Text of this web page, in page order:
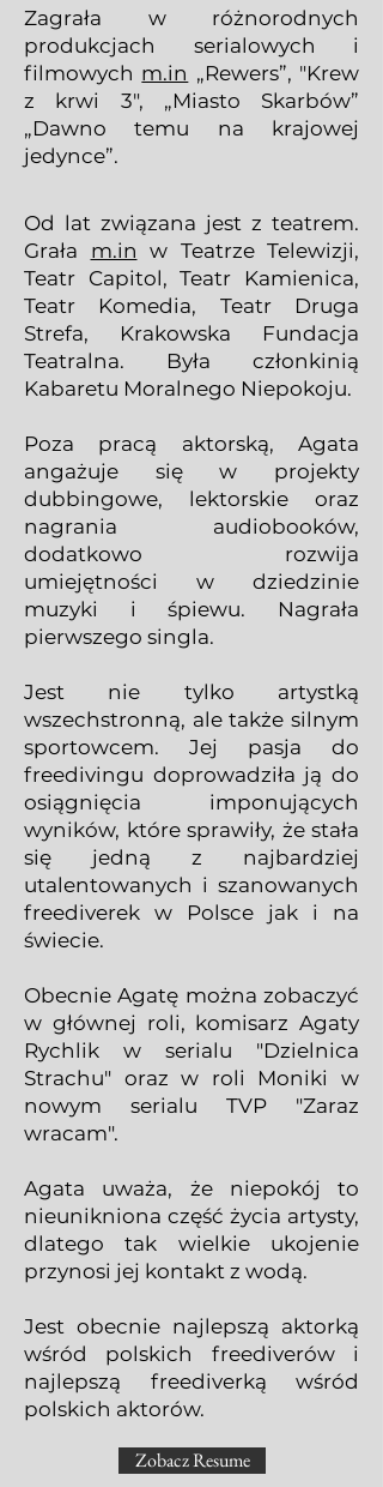
Zagrała w różnorodnych
produkcjach serialowych i
filmowych m.in „Rewers”, "Krew
z krwi 3", „Miasto Skarbów”
„Dawno temu na krajowej
jedynce”.
Od lat związana jest z teatrem.
Grała m.in w Teatrze Telewizji,
Teatr Capitol, Teatr Kamienica,
Teatr Komedia, Teatr Druga
Strefa, Krakowska Fundacja
Teatralna. Była członkinią
Kabaretu Moralnego Niepokoju.
Poza pracą aktorską, Agata
angażuje się w projekty
dubbingowe, lektorskie oraz
nagrania audiobooków,
dodatkowo rozwija
umiejętności w dziedzinie
muzyki i śpiewu. Nagrała
pierwszego singla.
Jest nie tylko artystką
wszechstronną, ale także silnym
sportowcem. Jej pasja do
freedivingu doprowadziła ją do
osiągnięcia imponujących
wyników, które sprawiły, że stała
się jedną z najbardziej
utalentowanych i szanowanych
freediverek w Polsce jak i na
świecie.
Obecnie Agatę można zobaczyć
w głównej roli, komisarz Agaty
Rychlik w serialu "Dzielnica
Strachu" oraz w roli Moniki w
nowym serialu TVP "Zaraz
wracam".
Agata uważa, że niepokój to
nieunikniona część życia artysty,
dlatego tak wielkie ukojenie
przynosi jej kontakt z wodą.
Jest obecnie najlepszą aktorką
wśród polskich freediverów i
najlepszą freediverką wśród
polskich aktorów.
Zobacz Resume